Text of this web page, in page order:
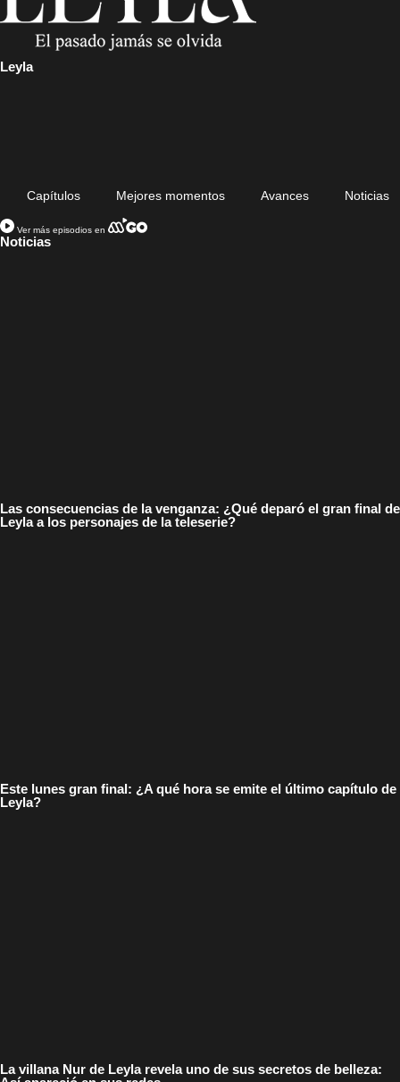
Leyla
Capítulos Mejores momentos Avances Noticias
Ver más episodios en
Noticias
Las consecuencias de la venganza: ¿Qué deparó el gran final de
Leyla a los personajes de la teleserie?
Este lunes gran final: ¿A qué hora se emite el último capítulo de
Leyla?
La villana Nur de Leyla revela uno de sus secretos de belleza: